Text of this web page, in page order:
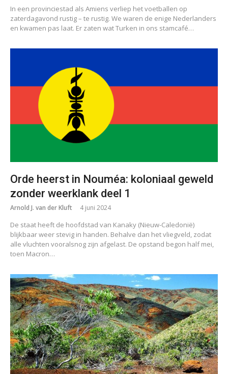
In een provinciestad als Amiens verliep het voetballen op
zaterdagavond rustig – te rustig. We waren de enige Nederlanders
en kwamen pas laat. Er zaten wat Turken in ons stamcafé…
Orde heerst in Nouméa: koloniaal geweld
zonder weerklank deel 1
Arnold J. van der Kluft 4 juni 2024
De staat heeft de hoofdstad van Kanaky (Nieuw-Caledonië)
blijkbaar weer stevig in handen. Behalve dan het vliegveld, zodat
alle vluchten vooralsnog zijn afgelast. De opstand begon half mei,
toen Macron…